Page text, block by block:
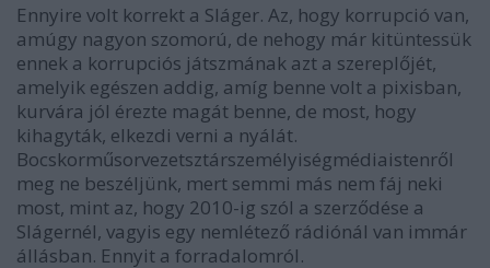
Ennyire volt korrekt a Sláger. Az, hogy korrupció van,
amúgy nagyon szomorú, de nehogy már kitüntessük
ennek a korrupciós játszmának azt a szereplőjét,
amelyik egészen addig, amíg benne volt a pixisban,
kurvára jól érezte magát benne, de most, hogy
kihagyták, elkezdi verni a nyálát.
Bocskorműsorvezetsztárszemélyiségmédiaistenről
meg ne beszéljünk, mert semmi más nem fáj neki
most, mint az, hogy 2010-ig szól a szerződése a
Slágernél, vagyis egy nemlétező rádiónál van immár
állásban. Ennyit a forradalomról.